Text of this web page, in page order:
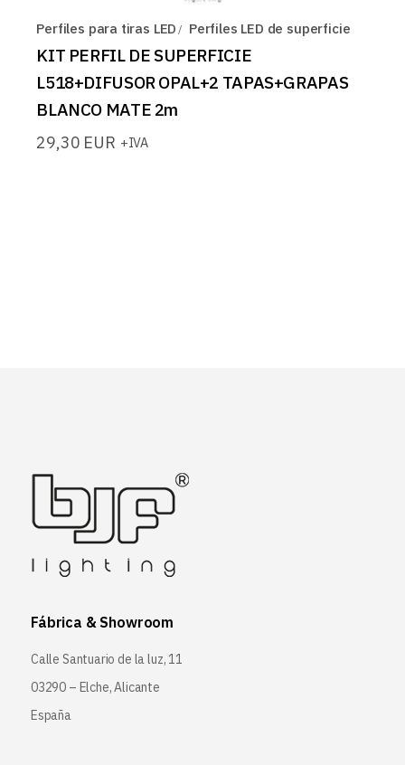
Perfiles para tiras LED Perfiles LED de superficie
KIT PERFIL DE SUPERFICIE
L518+DIFUSOR OPAL+2 TAPAS+GRAPAS
BLANCO MATE 2m
29,30 EUR +IVA
Fábrica & Showroom
Calle Santuario de la luz, 11
03290 – Elche, Alicante
España